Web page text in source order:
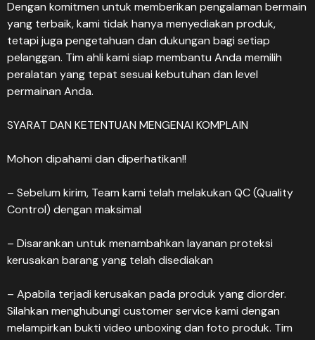
Dengan komitmen untuk memberikan pengalaman bermain
yang terbaik, kami tidak hanya menyediakan produk,
tetapi juga pengetahuan dan dukungan bagi setiap
pelanggan. Tim ahli kami siap membantu Anda memilih
peralatan yang tepat sesuai kebutuhan dan level
permainan Anda.
SYARAT DAN KETENTUAN MENGENAI KOMPLAIN
Mohon dipahami dan diperhatikan!!
– Sebelum kirim, Team kami telah melakukan QC (Quality
Control) dengan maksimal
– Disarankan untuk menambahkan layanan proteksi
kerusakan barang yang telah disediakan
– Apabila terjadi kerusakan pada produk yang diorder.
Silahkan menghubungi customer service kami dengan
melampirkan bukti video unboxing dan foto produk. Tim